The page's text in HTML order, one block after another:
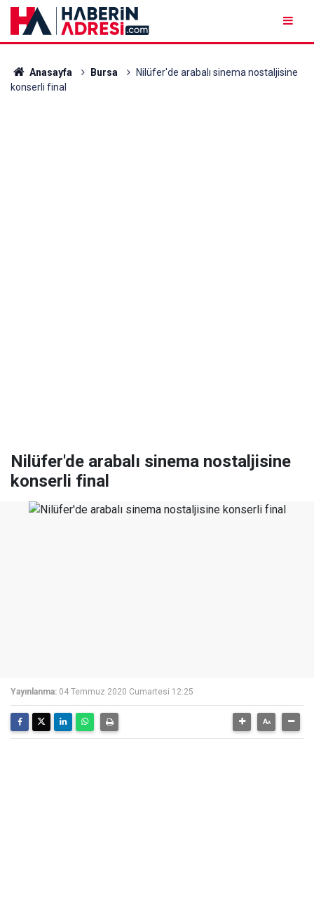
Anasayfa Bursa
Nilüfer'de arabalı sinema nostaljisine
konserli final
Nilüfer'de arabalı sinema nostaljisine
konserli final
Yayınlanma: 04 Temmuz 2020 Cumartesi 12:25